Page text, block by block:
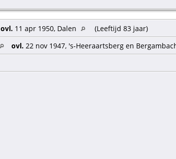
ovl.11 apr 1950, Dalen
(Leeftijd 83 jaar)
ovl.22 nov 1947, 's-Heeraartsberg en